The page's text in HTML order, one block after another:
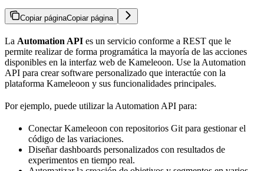
Copiar páginaCopiar página
La Automation API es un servicio conforme a REST que le
permite realizar de forma programática la mayoría de las acciones
disponibles en la interfaz web de Kameleoon. Use la Automation
API para crear software personalizado que interactúe con la
plataforma Kameleoon y sus funcionalidades principales.
Por ejemplo, puede utilizar la Automation API para:
Conectar Kameleoon con repositorios Git para gestionar el
código de las variaciones.
Diseñar dashboards personalizados con resultados de
experimentos en tiempo real.